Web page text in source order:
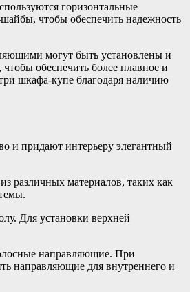
горизонтальные
чтобы обеспечить надежность
могут быть установлены и
обеспечить более плавное и
шкафа-купе благодаря наличию
и придают интерьеру элегантный
различных материалов, таких как
Для установки верхней
направляющие. При
направляющие для внутреннего и